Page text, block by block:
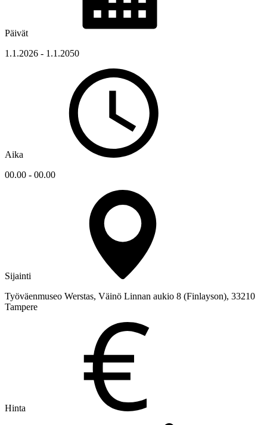
Päivät
1.1.2026 - 1.1.2050
Aika
00.00 - 00.00
Sijainti
Työväenmuseo Werstas, Väinö Linnan aukio 8 (Finlayson), 33210
Tampere
Hinta